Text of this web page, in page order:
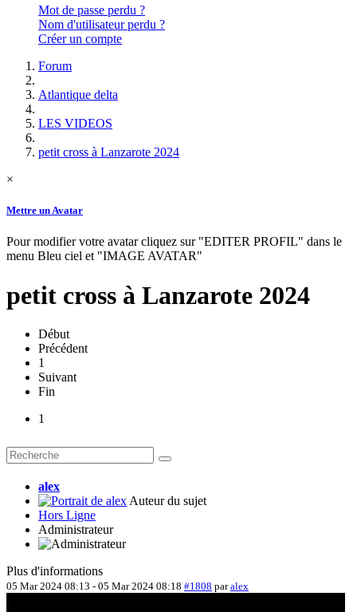
Mot de passe perdu ?
Nom d'utilisateur perdu ?
Créer un compte
Forum
Atlantique delta
LES VIDEOS
petit cross à Lanzarote 2024
×
Mettre un Avatar
Pour modifier votre avatar cliquez sur "EDITER PROFIL" dans le
menu Bleu ciel et "IMAGE AVATAR"
petit cross à Lanzarote 2024
Début
Précédent
1
Suivant
Fin
1
alex
Auteur du sujet
Hors Ligne
Administrateur
Plus d'informations
05 Mar 2024 08:13 - 05 Mar 2024 08:18 #1808 paralex